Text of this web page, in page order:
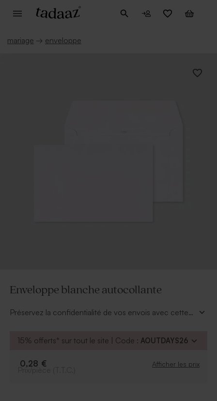
mariage → enveloppe
Enveloppe blanche autocollante
Préservez la confidentialité de vos envois avec cette
15% offerts* sur tout le site | Code : AOUTDAYS26
0,28 € Afficher les prix